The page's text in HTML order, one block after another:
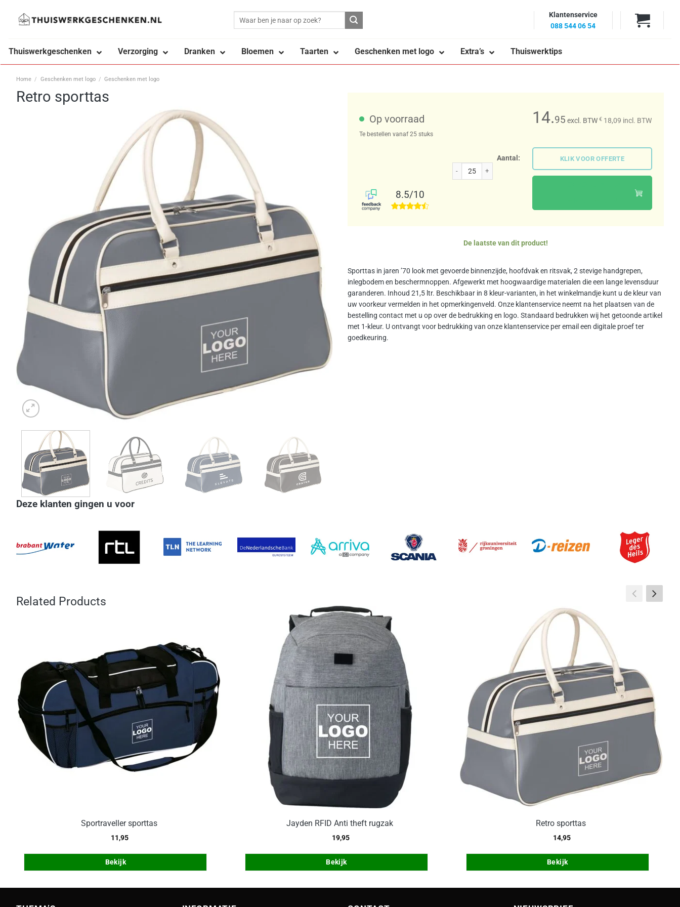
inhoud
Klantenservice
088 544 06 54
Thuiswerkgeschenken Verzorging Dranken Bloemen Taarten Geschenken met logo Extra’s Thuiswerktips
Home / Geschenken met logo / Geschenken met logo
Retro sporttas
Op voorraad
Te bestellen vanaf 25 stuks
14.95 excl. BTW €18,09 incl. BTW
8.5/10
Aantal:
Retro sporttas aantal
KLIK VOOR OFFERTE
De laatste van dit product!
Sporttas in jaren ’70 look met gevoerde binnenzijde, hoofdvak en ritsvak, 2 stevige handgrepen,
inlegbodem en beschermnoppen. Afgewerkt met hoogwaardige materialen die een lange levensduur
garanderen. Inhoud 21,5 ltr. Beschikbaar in 8 kleur-varianten, in het winkelmandje kunt u de kleur van
uw voorkeur vermelden in het opmerkingenveld. Onze klantenservice neemt na het plaatsen van de
bestelling contact met u op over de bedrukking en logo. Standaard bedrukken wij het getoonde artikel
met 1-kleur. U ontvangt voor bedrukking van onze klantenservice per email een digitale proef ter
goedkeuring.
Deze klanten gingen u voor
Related Products
Sportraveller sporttas
11,95
Bekijk
Jayden RFID Anti theft rugzak
19,95
Bekijk
Retro sporttas
14,95
Bekijk